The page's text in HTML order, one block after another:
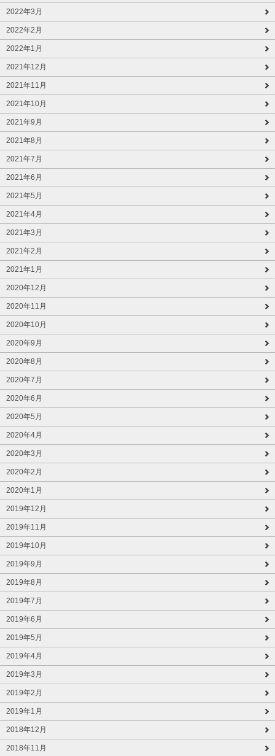
2022年3月
2022年2月
2022年1月
2021年12月
2021年11月
2021年10月
2021年9月
2021年8月
2021年7月
2021年6月
2021年5月
2021年4月
2021年3月
2021年2月
2021年1月
2020年12月
2020年11月
2020年10月
2020年9月
2020年8月
2020年7月
2020年6月
2020年5月
2020年4月
2020年3月
2020年2月
2020年1月
2019年12月
2019年11月
2019年10月
2019年9月
2019年8月
2019年7月
2019年6月
2019年5月
2019年4月
2019年3月
2019年2月
2019年1月
2018年12月
2018年11月